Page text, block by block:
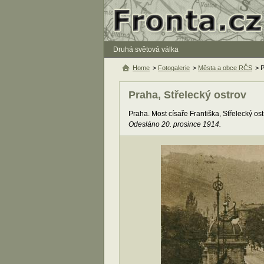
Druhá světová válka
Praha, Střelecký ostrov
Praha. Most císaře Františka, Střelecký
Odesláno 20. prosince 1914.
Home > Fotogalerie > Města a obce RČS >